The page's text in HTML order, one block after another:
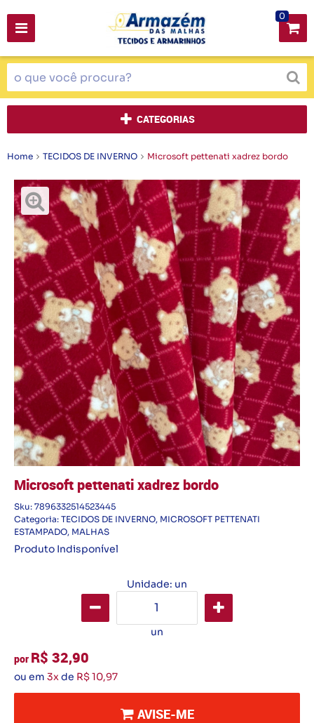
0
CATEGORIAS
Home TECIDOS DE INVERNO Microsoft pettenati xadrez bordo
Microsoft pettenati xadrez bordo
Sku: 7896332514523445
Categoria: TECIDOS DE INVERNO, MICROSOFT PETTENATI
ESTAMPADO, MALHAS
Produto Indisponível
Unidade: un
un
por R$ 32,90
ou em 3xde R$ 10,97
AVISE-ME